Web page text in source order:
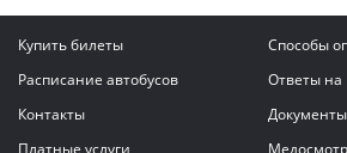
Купить билеты
Способы
Расписание автобусов
Ответы на
Контакты
Документы
Платные услуги